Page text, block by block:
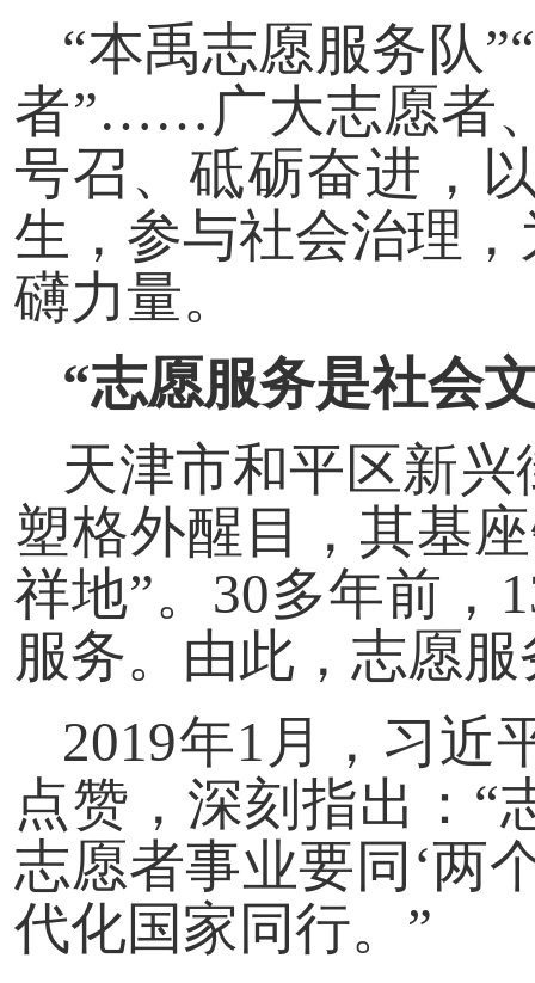
“本禹志愿服务队
者”……广大志愿者
号召、砥砺奋进，
生，参与社会治理
礴力量。
“志愿服务是社会
天津市和平区新
塑格外醒目，其基
祥地”。30多年前，
服务。由此，志愿
2019年1月，习近
点赞，深刻指出：“
志愿者事业要同‘两
代化国家同行。”